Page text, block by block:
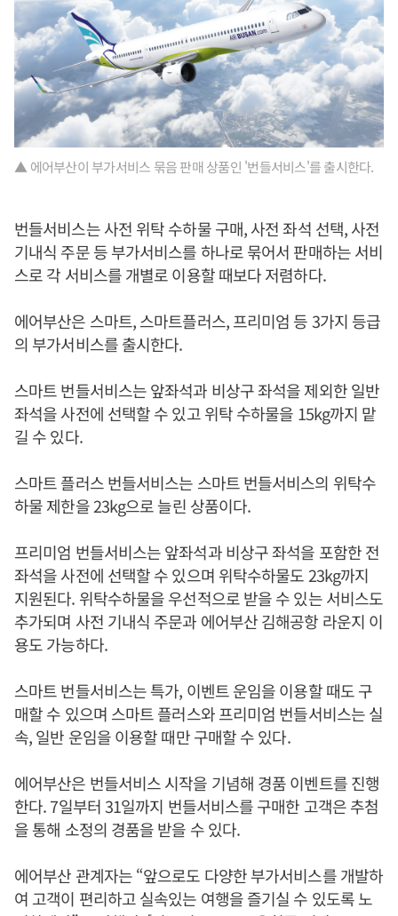
▲ 에어부산이 부가서비스 묶음 판매 상품인 '번들서비스'를 출시한다.
번들서비스는 사전 위탁 수하물 구매, 사전 좌석 선택, 사전
기내식 주문 등 부가서비스를 하나로 묶어서 판매하는 서비
스로 각 서비스를 개별로 이용할 때보다 저렴하다.
에어부산은 스마트, 스마트플러스, 프리미엄 등 3가지 등급
의 부가서비스를 출시한다.
스마트 번들서비스는 앞좌석과 비상구 좌석을 제외한 일반
좌석을 사전에 선택할 수 있고 위탁 수하물을 15kg까지 맡
길 수 있다.
스마트 플러스 번들서비스는 스마트 번들서비스의 위탁수
하물 제한을 23kg으로 늘린 상품이다.
프리미엄 번들서비스는 앞좌석과 비상구 좌석을 포함한 전
좌석을 사전에 선택할 수 있으며 위탁수하물도 23kg까지
지원된다. 위탁수하물을 우선적으로 받을 수 있는 서비스도
추가되며 사전 기내식 주문과 에어부산 김해공항 라운지 이
용도 가능하다.
스마트 번들서비스는 특가, 이벤트 운임을 이용할 때도 구
매할 수 있으며 스마트 플러스와 프리미엄 번들서비스는 실
속, 일반 운임을 이용할 때만 구매할 수 있다.
에어부산은 번들서비스 시작을 기념해 경품 이벤트를 진행
한다. 7일부터 31일까지 번들서비스를 구매한 고객은 추첨
을 통해 소정의 경품을 받을 수 있다.
에어부산 관계자는 “앞으로도 다양한 부가서비스를 개발하
여 고객이 편리하고 실속있는 여행을 즐기실 수 있도록 노